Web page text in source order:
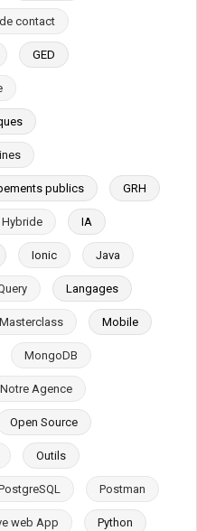
contact
GED
publics GRH
Hybride IA
Ionic Java
Langages
Masterclass Mobile
MongoDB
Notre Agence
Open Source
Outils
Postman
web App Python